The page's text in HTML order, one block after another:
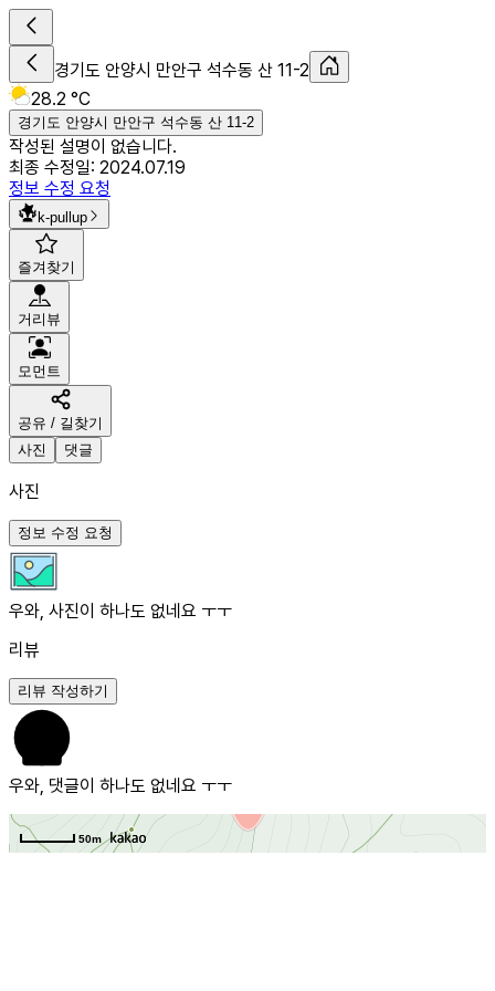
경기도 안양시 만안구 석수동 산 11-2
28.2 °C
경기도 안양시 만안구 석수동 산 11-2
작성된 설명이 없습니다.
최종 수정일: 2024.07.19
정보 수정 요청
k-pullup
즐겨찾기
거리뷰
모먼트
공유 / 길찾기
사진
댓글
사진
정보 수정 요청
우와, 사진이 하나도 없네요 ㅜㅜ
리뷰
리뷰 작성하기
우와, 댓글이 하나도 없네요 ㅜㅜ
50m